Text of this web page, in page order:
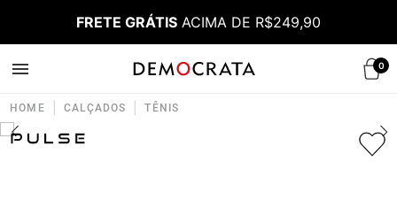
FRETE GRÁTIS ACIMA DE R$249,90
0
HOME CALÇADOS TÊNIS